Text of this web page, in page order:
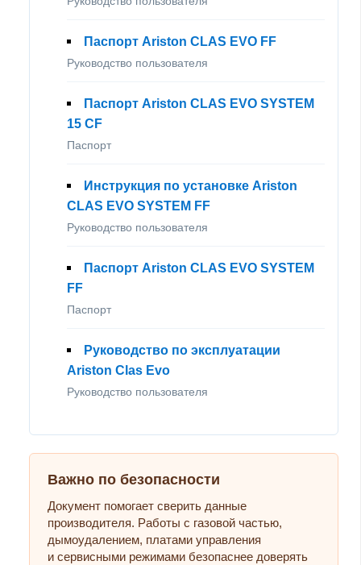
Паспорт Ariston CLAS EVO FF
Руководство пользователя
Паспорт Ariston CLAS EVO SYSTEM
15 CF
Паспорт
Инструкция по установке Ariston
CLAS EVO SYSTEM FF
Руководство пользователя
Паспорт Ariston CLAS EVO SYSTEM
FF
Паспорт
Руководство по эксплуатации
Ariston Clas Evo
Руководство пользователя
Важно по безопасности
Документ помогает сверить данные
производителя. Работы с газовой частью,
дымоудалением, платами управления
и сервисными режимами безопаснее доверять